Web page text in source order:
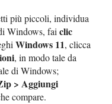
più piccoli, individua
Windows, faiclic
Windows 11, clicca
, in modo tale da
di Windows;
> Aggiungi
compare.